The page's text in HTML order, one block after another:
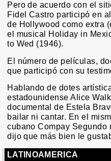
Pero de acuerdo con el
Fidel Castro participó en
de Hollywood como extra
el musical Holiday in
to Wed (1946).
El número de películas,
que participó con su
Hablando de dotes
estadounidense Alice
documental de Estela
bailar ni cantar. En el
cubano Compay Segundo
dijo que más bien le
LATINOAMERICA